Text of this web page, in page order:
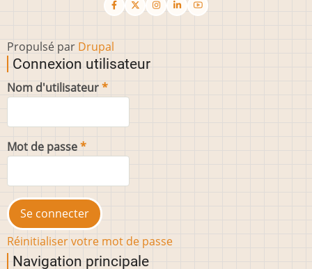
Propulsé par Drupal
Connexion utilisateur
Nom d'utilisateur
Mot de passe
Réinitialiser votre mot de passe
Navigation principale